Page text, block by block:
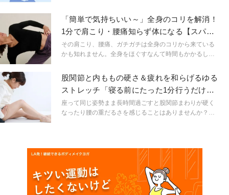
します。簡単なストレッチでぐっすり眠れる身体を作
り、明日に備えていきましょう。
「簡単で気持ちいい～」全身のコリを解消！
1分で肩こり・腰痛知らず体になる【スパイ
ラルストレッチ】
その肩こり、腰痛、ガチガチは全身のコリから来ている
かも知れません。全身をほぐすなんて時間もかかるし大
まって１分で、背中や脇腹はもちろん首から足先まで全
身をゆるめられるストレッチのご紹介です♪全身ストレッ
チの鍵「スパイラル（螺旋）ストレッチ」でコリ知らず
の動ける体を手に入れてくださいね！
股関節と内ももの硬さ＆疲れを和らげるゆる
ストレッチ「寝る前にたった1分行うだけで
違う」
座って同じ姿勢まま長時間過ごすと股関節まわりが硬く
なったり腰の重だるさを感じることはありませんか？そ